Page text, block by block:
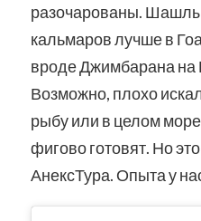
разочарованы.
кальмаров лучше в
вроде Джимбарана
Возможно, плохо
рыбу или в целом
фигово готовят. Но
АнексТура. Опыта у